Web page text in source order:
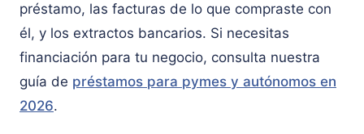
préstamo, las facturas de lo que compraste con
él, y los extractos bancarios. Si necesitas
financiación para tu negocio, consulta nuestra
guía de préstamos para pymes y autónomos en
2026.